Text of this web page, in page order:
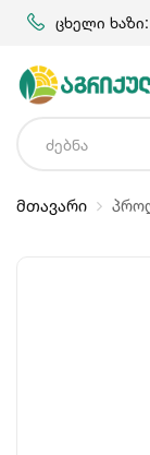
ცხელი
მთავარი